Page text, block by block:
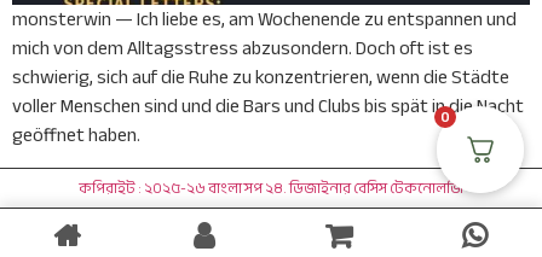
monsterwin — Ich liebe es, am Wochenende zu entspannen und
mich von dem Alltagsstress abzusondern. Doch oft ist es
schwierig, sich auf die Ruhe zu konzentrieren, wenn die Städte
voller Menschen sind und die Bars und Clubs bis spät in die Nacht
geöffnet haben.
কপিরাইট : ২০২৫-২৬ বাংলা সপ ২৪. ডিজাইনার বেসিস টেকনোলজি
0